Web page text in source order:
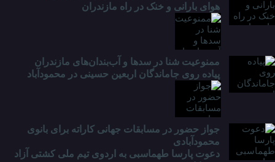
هوای بارانی و خنک در راه مازندران
ممنوعیت شنا در سدها و آب‌بندان‌‌های مازندران
پیاده روی جاماندگان اربعین حسینی در محمودآباد
جواز حضور در مسابقات جهانی کاراته برای بانوی
محمودآبادی
دعوت پارسا طهماسبی به اردوی تیم ملی کشتی آزاد